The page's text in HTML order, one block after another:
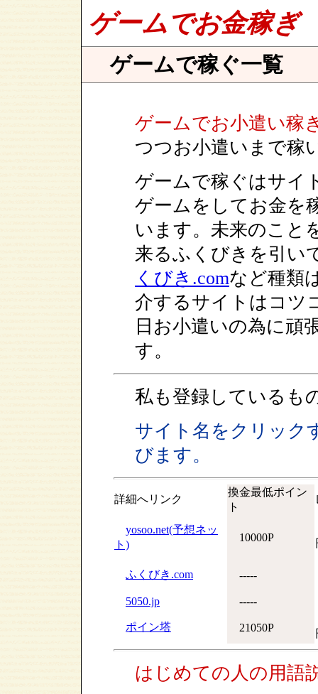
ゲームでお金稼ぎ
ゲームで稼ぐ一覧
ゲームでお小遣い稼
つつお小遣いまで稼
ゲームで稼ぐはサイ
ゲームをしてお金を
います。未来のこと
来るふくびきを引い
くびき.comなど種類
介するサイトはコツ
日お小遣いの為に頑
す。
私も登録しているも
サイト名をクリック
びます。
詳細へリンク
換金最低ポイン
ト
yosoo.net(予想ネッ
ト)
10000P
ふくびき.com -----
5050.jp -----
ポイン塔 21050P
はじめての人の用語